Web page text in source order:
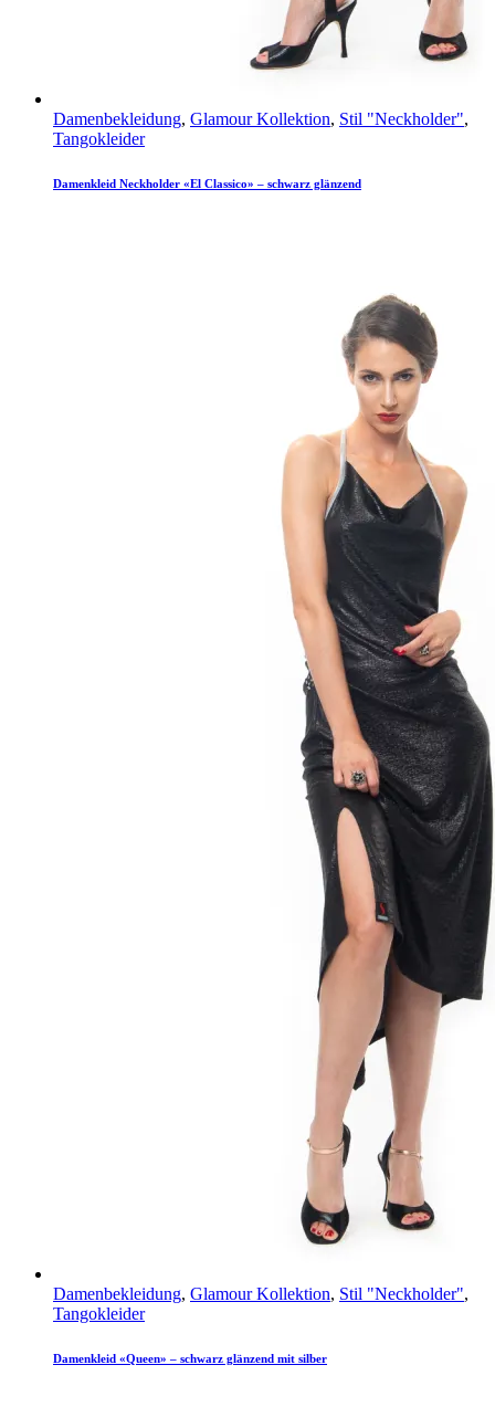
Damenbekleidung, Glamour Kollektion, Stil "Neckholder",
Tangokleider
Damenkleid Neckholder «El Classico» – schwarz glänzend
Damenbekleidung, Glamour Kollektion, Stil "Neckholder",
Tangokleider
Damenkleid «Queen» – schwarz glänzend mit silber